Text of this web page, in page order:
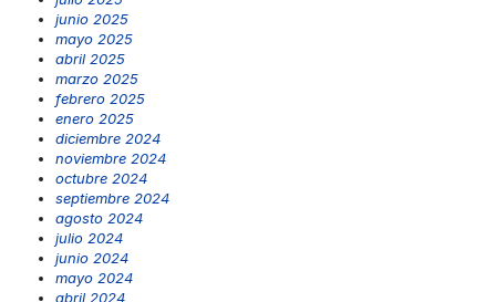
junio 2025
mayo 2025
abril 2025
marzo 2025
febrero 2025
enero 2025
diciembre 2024
noviembre 2024
octubre 2024
septiembre 2024
agosto 2024
julio 2024
junio 2024
mayo 2024
abril 2024